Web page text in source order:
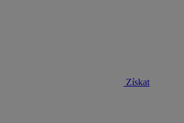
Získat